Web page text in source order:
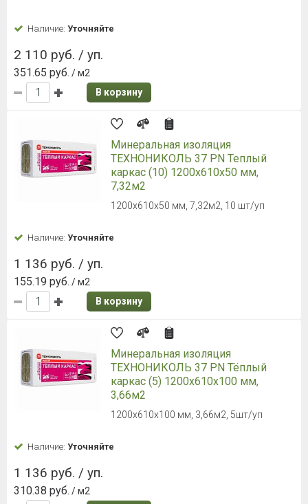
Наличие: Уточняйте
2 110 руб. / уп.
351.65 руб. / м2
В корзину
Минеральная изоляция
ТЕXНОНИКОЛЬ 37 PN Теплый
каркас (10) 1200х610х50 мм,
7,32м2
1200х610х50 мм, 7,32м2, 10 шт/уп
Наличие: Уточняйте
1 136 руб. / уп.
155.19 руб. / м2
В корзину
Минеральная изоляция
ТЕXНОНИКОЛЬ 37 PN Тёплый
каркас (5) 1200х610х100 мм,
3,66м2
1200х610х100 мм, 3,66м2, 5шт/уп
Наличие: Уточняйте
1 136 руб. / уп.
310.38 руб. / м2